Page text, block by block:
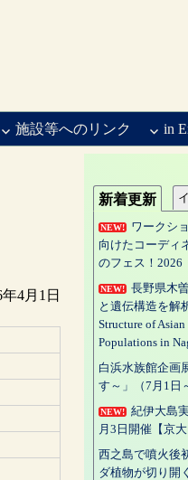
施設等へのリンク in
年4月1日
新着更新
NEW!
ワークシ
向けたコーディ
のフェス！2026
NEW!
長野県木
と遺伝構造を解
Structure of Asian
Populations in
白浜水族館企画
す～」（7月1日
NEW!
紀伊大島
月3日開催【京
西之島で噴火後
ダ植物が切り開